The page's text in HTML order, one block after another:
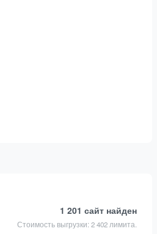
1 201 сайт найден
Стоимость выгрузки: 2 402 лимита.